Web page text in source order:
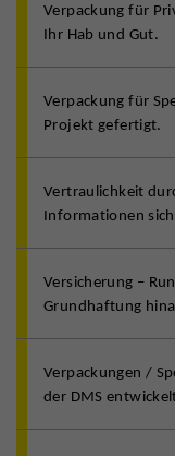
Verpackung für
Ihr Hab und Gut.
Verpackung für
Projekt gefertigt.
Vertraulichkeit
Informationen
Versicherung –
Grundhaftung
Verpackungen /
der DMS